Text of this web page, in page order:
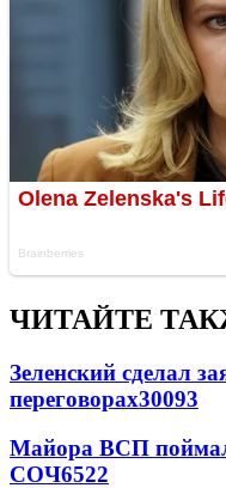
ЧИТАЙТЕ
Зеленский сделал
переговорах30093
Майора ВСП
СОЧ6522